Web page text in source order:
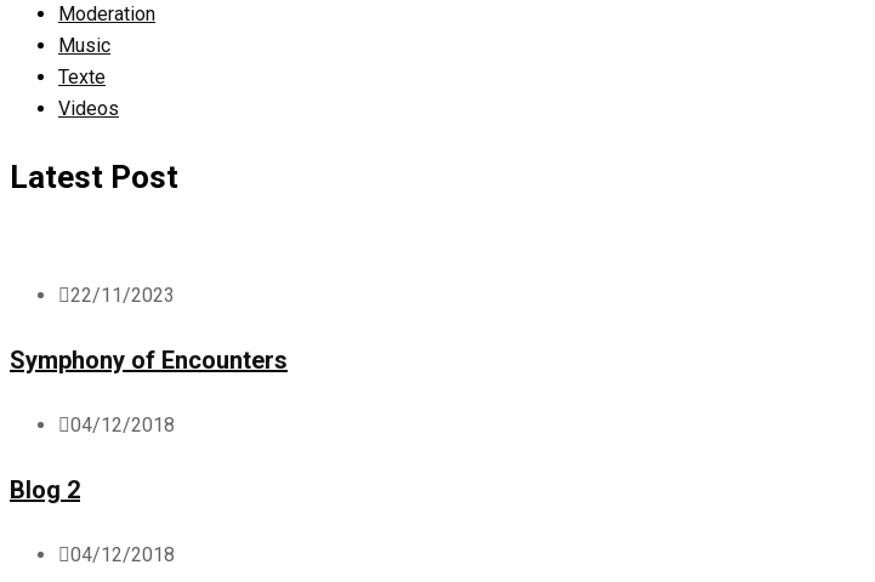
Moderation
Music
Texte
Videos
Latest Post
22/11/2023
Symphony of Encounters
04/12/2018
Blog 2
04/12/2018